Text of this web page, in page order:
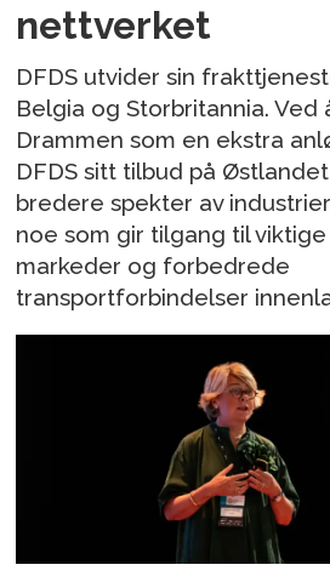
nettverket
DFDS utvider sin
Belgia og Storbritannia. Ved
Drammen som en ekstra
DFDS sitt tilbud på
bredere spekter av
noe som gir tilgang til
markeder og forbedrede
transportforbindelser